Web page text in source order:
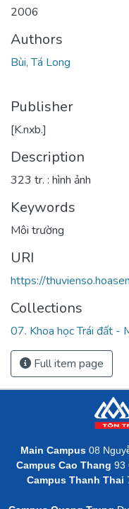
2006
Authors
Bùi, Tá Long
Publisher
[K.nxb.]
Description
323 tr. : hình ảnh
Keywords
Môi trường
URI
https://
Collections
07. Khoa học Trái đất -
Full item page
Main Campus 08
Campus Cao Thang 93
Campus Thanh Thai